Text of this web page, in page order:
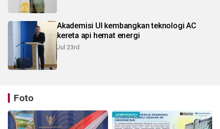
Akademisi UI kembangkan teknologi AC
kereta api hemat energi
Jul 23rd
Foto